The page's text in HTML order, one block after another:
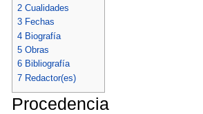
2 Cualidades
3 Fechas
4 Biografía
5 Obras
6 Bibliografía
7 Redactor(es)
Procedencia